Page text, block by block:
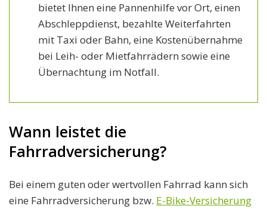
bietet Ihnen eine Pannenhilfe vor Ort, einen
Abschleppdienst, bezahlte Weiterfahrten
mit Taxi oder Bahn, eine Kostenübernahme
bei Leih- oder Mietfahrrädern sowie eine
Übernachtung im Notfall.
Wann leistet die
Fahrradversicherung?
Bei einem guten oder wertvollen Fahrrad kann sich
eine Fahrradversicherung bzw. E-Bike-Versicherung